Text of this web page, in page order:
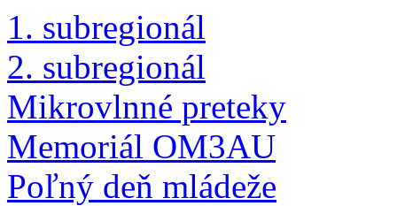
1. subregionál
2. subregionál
Mikrovlnné preteky
Memoriál OM3AU
Poľný deň mládeže